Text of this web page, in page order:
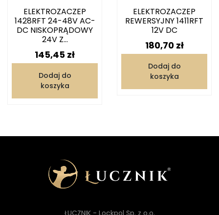
ELEKTROZACZEP
1428RFT 24-48V AC-
DC NISKOPRĄDOWY
24V Z...
Cena
145,45 zł
Dodaj do
koszyka
ELEKTROZACZEP
REWERSYJNY 1411RFT
12V DC
Cena
180,70 zł
Dodaj do
koszyka
ŁUCZNIK - Lockpol Sp. z o.o.